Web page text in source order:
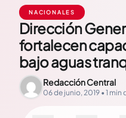
NACIONALES
Dirección
fortalecen
bajo aguas
Redacción Central
06 de junio, 2019 • 1 min